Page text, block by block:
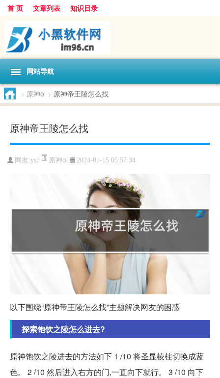
首 页 文章列表 知识目录
网站导航
> 原神ol > 原神帝王陵怎么找
原神帝王陵怎么找
网友:ysd 原神ol 2024-01-15 05:57:34
以下围绕“原神帝王陵怎么找”主题解决网友的困惑
探索饱饮之陵怎么进去?
原神饱饮之陵进去的方法如下 1 /10 将圣显棱柱切换成蓝
色。 2 /10 然后进入右方的门,一直向下就行。 3 /10 向下